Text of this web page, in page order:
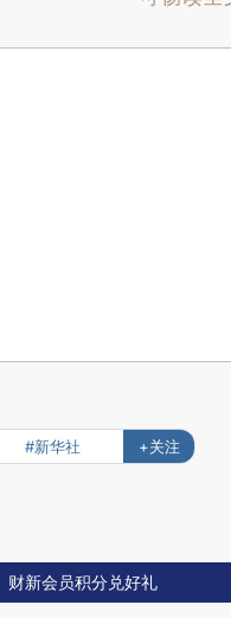
#新华社 +关注
财新会员积分兑好礼